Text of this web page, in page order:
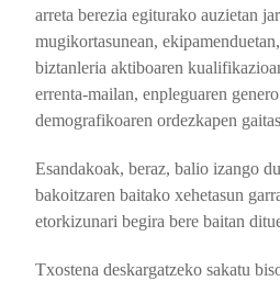
arreta berezia egiturako auzietan
mugikortasunean,
biztanleria aktiboaren
errenta-mailan, enpleguaren
demografikoaren ordezkapen
Esandakoak, beraz, balio izango
bakoitzaren baitako xehetasun
etorkizunari begira bere baitan
Txostena deskargatzeko sakatu